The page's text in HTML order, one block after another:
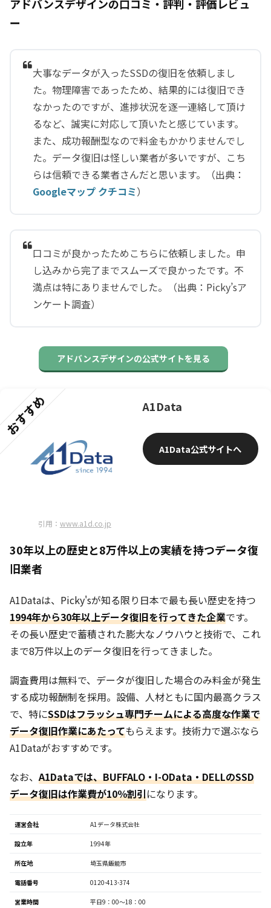
アドバンスデザインの口コミ・評判・評価レビュ
ー
大事なデータが入ったSSDの復旧を依頼しまし
た。物理障害であったため、結果的には復旧でき
なかったのですが、進捗状況を逐一連絡して頂け
るなど、誠実に対応して頂いたと感じています。
また、成功報酬型なので料金もかかりませんでし
た。データ復旧は怪しい業者が多いですが、こち
らは信頼できる業者さんだと思います。（出典：
Googleマップ クチコミ）
口コミが良かったためこちらに依頼しました。申
し込みから完了までスムーズで良かったです。不
満点は特にありませんでした。（出典：Picky’sア
ンケート調査）
アドバンスデザインの公式サイトを見る
おすすめ
引用： www.a1d.co.jp
A1Data
A1Data公式サイトへ
30年以上の歴史と8万件以上の実績を持つデータ復
旧業者
A1Dataは、Picky'sが知る限り日本で最も長い歴史を持つ
1994年から30年以上データ復旧を行ってきた企業です。
その長い歴史で蓄積された膨大なノウハウと技術で、これ
まで8万件以上のデータ復旧を行ってきました。
調査費用は無料で、データが復旧した場合のみ料金が発生
する成功報酬制を採用。設備、人材ともに国内最高クラス
で、特にSSDはフラッシュ専門チームによる高度な作業で
データ復旧作業にあたってもらえます。技術力で選ぶなら
A1Dataがおすすめです。
なお、 A1Dataでは、BUFFALO・I-OData・DELLのSSD
データ復旧は作業費が10％割引になります。
運営会社 A1データ株式会社
設立年 1994年
所在地 埼玉県飯能市
電話番号 0120-413-374
営業時間 平日9：00～18：00